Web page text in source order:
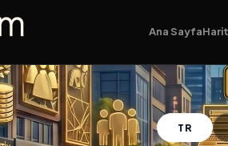
Ana Sayfa
TR